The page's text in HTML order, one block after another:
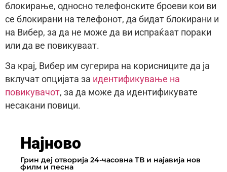
блокирање, односно телефонските броеви кои ви
се блокирани на телефонот, да бидат блокирани и
на Вибер, за да не може да ви испраќаат пораки
или да ве повикуваат.
За крај, Вибер им сугерира на корисниците да ја
вклучат опцијата за идентификување на
повикувачот, за да може да идентификувате
несакани повици.
Најново
Грин деј отворија 24-часовна ТВ и најавија нов
филм и песна